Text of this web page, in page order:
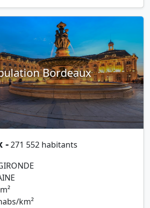
Bordeaux
-271 552 habitants
km²